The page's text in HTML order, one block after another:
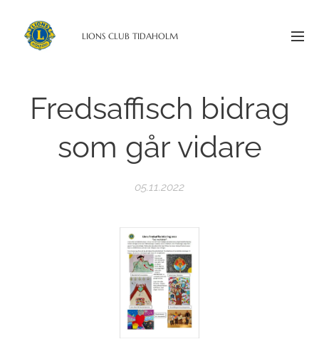
LIONS CLUB TIDAHOLM
Fredsaffisch bidrag
som går vidare
05.11.2022